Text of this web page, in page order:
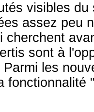
visibles
assez peu
cherchent
sont à
les